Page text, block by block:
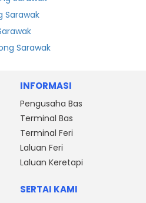
Sarawak
Sarawak
INFORMASI
Pengusaha Bas
Terminal Bas
Terminal Feri
Laluan Feri
Laluan Keretapi
SERTAI KAMI